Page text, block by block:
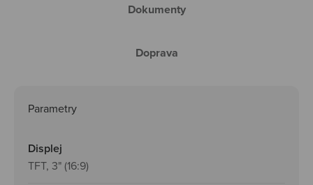
Parametry
Displej
TFT, 3" (16:9)
Dokumenty
Doprava